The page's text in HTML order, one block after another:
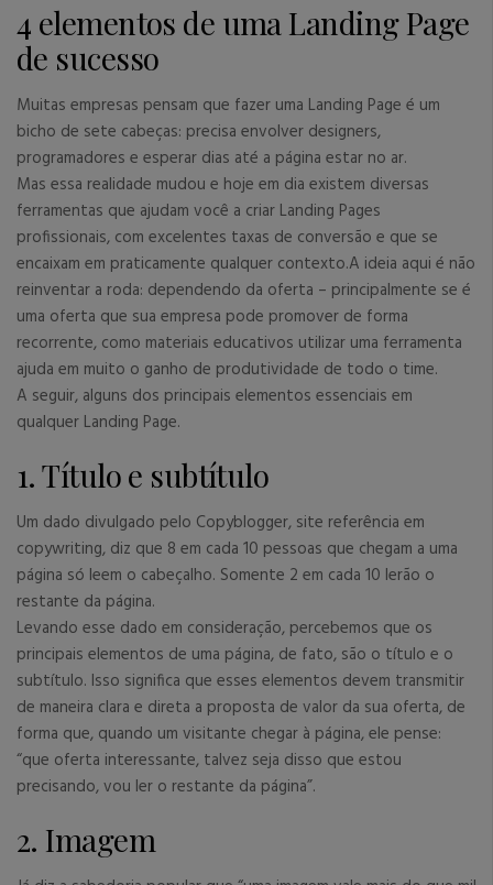
4 elementos de uma Landing Page
de sucesso
Muitas empresas pensam que fazer uma Landing Page é um
bicho de sete cabeças: precisa envolver designers,
programadores e esperar dias até a página estar no ar.
Mas essa realidade mudou e hoje em dia existem diversas
ferramentas que ajudam você a criar Landing Pages
profissionais, com excelentes taxas de conversão e que se
encaixam em praticamente qualquer contexto.A ideia aqui é não
reinventar a roda: dependendo da oferta – principalmente se é
uma oferta que sua empresa pode promover de forma
recorrente, como materiais educativos utilizar uma ferramenta
ajuda em muito o ganho de produtividade de todo o time.
A seguir, alguns dos principais elementos essenciais em
qualquer Landing Page.
1. Título e subtítulo
Um dado divulgado pelo Copyblogger, site referência em
copywriting, diz que 8 em cada 10 pessoas que chegam a uma
página só leem o cabeçalho. Somente 2 em cada 10 lerão o
restante da página.
Levando esse dado em consideração, percebemos que os
principais elementos de uma página, de fato, são o título e o
subtítulo. Isso significa que esses elementos devem transmitir
de maneira clara e direta a proposta de valor da sua oferta, de
forma que, quando um visitante chegar à página, ele pense:
“que oferta interessante, talvez seja disso que estou
precisando, vou ler o restante da página”.
2. Imagem